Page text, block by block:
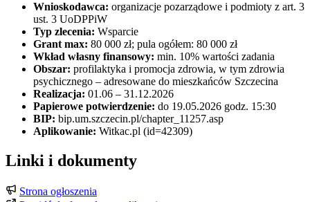
Wnioskodawca: organizacje pozarządowe i podmioty z art. 3
ust. 3 UoDPPiW
Typ zlecenia: Wsparcie
Grant max: 80 000 zł; pula ogółem: 80 000 zł
Wkład własny finansowy: min. 10% wartości zadania
Obszar: profilaktyka i promocja zdrowia, w tym zdrowia
psychicznego – adresowane do mieszkańców Szczecina
Realizacja: 01.06 – 31.12.2026
Papierowe potwierdzenie: do 19.05.2026 godz. 15:30
BIP: bip.um.szczecin.pl/chapter_11257.asp
Aplikowanie: Witkac.pl (id=42309)
Linki i dokumenty
Strona ogłoszenia